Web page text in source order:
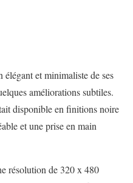
élégant et minimaliste de ses
améliorations subtiles.
disponible en finitions noire
et une prise en main
résolution de 320 x 480